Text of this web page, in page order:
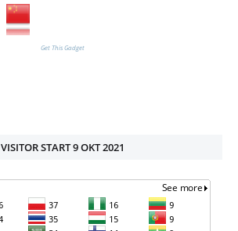
Get This Gadget
VISITOR START 9 OKT 2021